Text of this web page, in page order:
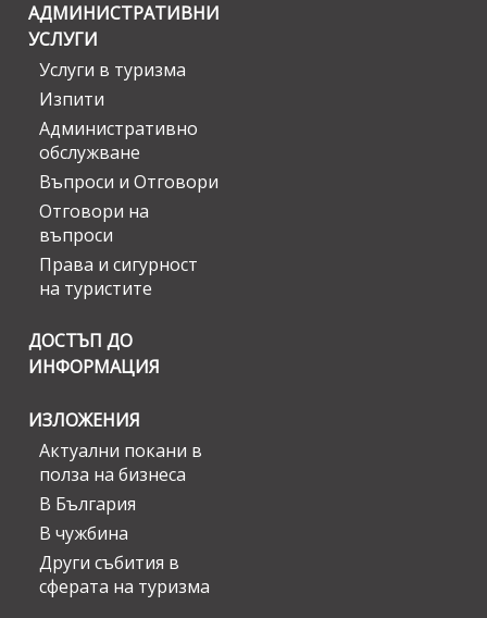
АДМИНИСТРАТИВНИ
УСЛУГИ
Услуги в туризма
Изпити
Административно
обслужване
Въпроси и Отговори
Отговори на
въпроси
Права и сигурност
на туристите
ДОСТЪП ДО
ИНФОРМАЦИЯ
ИЗЛОЖЕНИЯ
Актуални покани в
полза на бизнеса
В България
В чужбина
Други събития в
сферата на туризма